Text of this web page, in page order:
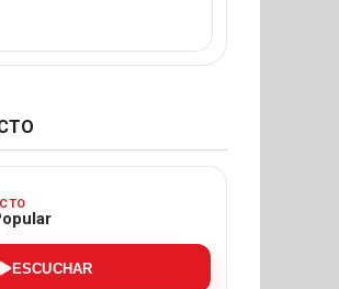
ESCUCHAR